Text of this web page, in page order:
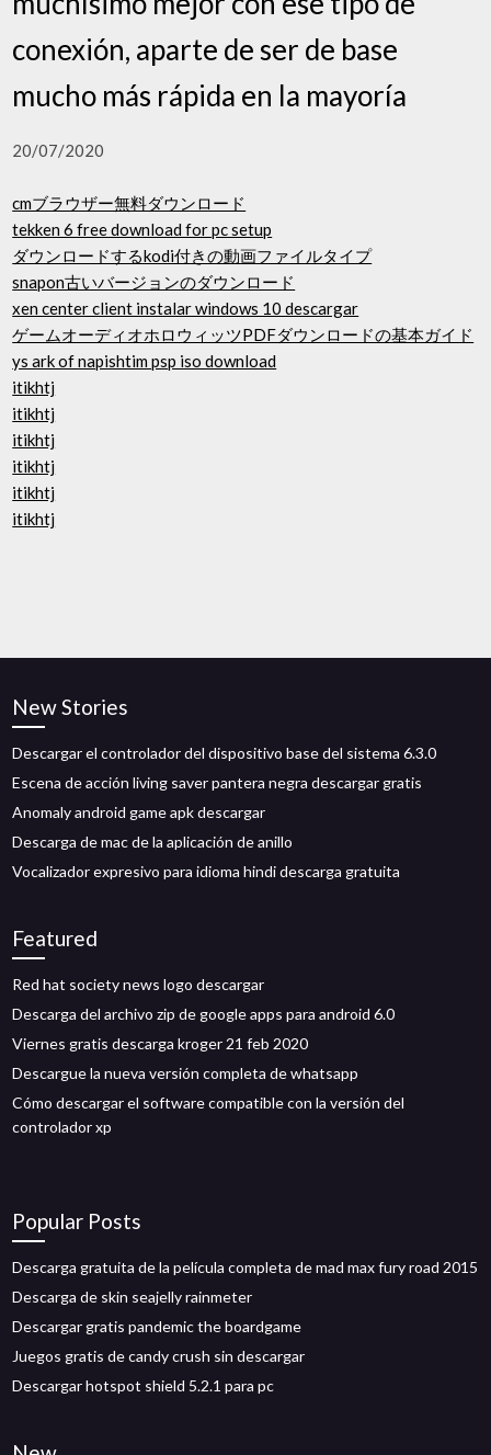
conexión, aparte de ser de base
mucho más rápida en la mayoría
20/07/2020
cmブラウザー無料ダウンロード
tekken 6 free download for pc setup
ダウンロードするkodi付きの動画ファイルタイプ
snapon古いバージョンのダウンロード
xen center client instalar windows 10 descargar
ゲームオーディオホロウィッツPDFダウンロードの基本ガイド
ys ark of napishtim psp iso download
itikhtj
itikhtj
itikhtj
itikhtj
itikhtj
itikhtj
New Stories
Descargar el controlador del dispositivo base del sistema 6.3.0
Escena de acción living saver pantera negra descargar gratis
Anomaly android game apk descargar
Descarga de mac de la aplicación de anillo
Vocalizador expresivo para idioma hindi descarga gratuita
Featured
Red hat society news logo descargar
Descarga del archivo zip de google apps para android 6.0
Viernes gratis descarga kroger 21 feb 2020
Descargue la nueva versión completa de whatsapp
Cómo descargar el software compatible con la versión del
controlador xp
Popular Posts
Descarga gratuita de la película completa de mad max fury road 2015
Descarga de skin seajelly rainmeter
Descargar gratis pandemic the boardgame
Juegos gratis de candy crush sin descargar
Descargar hotspot shield 5.2.1 para pc